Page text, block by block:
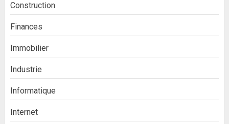
Construction
Finances
Immobilier
Industrie
Informatique
Internet